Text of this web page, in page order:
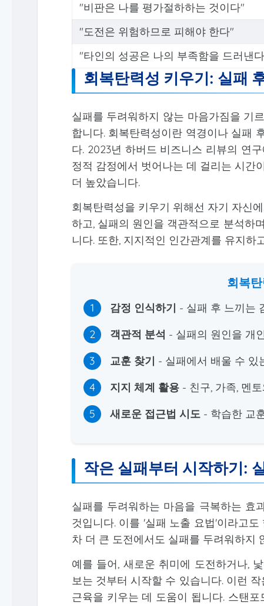
"비판은 나를 평가절하하는 것이다"
"도전은 위험하므로 피해야 한다"
"타인의 성공은 나의 부족함을 드러낸
회복탄력성 키우기: 실패
실패를 두려워하지 않는 마음가짐을 기
합니다. 회복탄력성이란 역경이나 실패
다. 2023년 하버드 비즈니스 리뷰의 연
정적 감정에서 벗어나는 데 걸리는 시간
더 높았습니다.
회복탄력성을 키우기 위해선 자기 자신
하고, 실패의 원인을 객관적으로 분석하
니다. 또한, 지지적인 인간관계를 유지
회복
1 감정 인식하기 - 실패 후 느끼는
2
객관적 분석 - 실패의 원인을 개
3
교훈 찾기 - 실패에서 배울 수 있
4
지지 체계 활용- 친구, 가족, 멘
5
새로운 접근법 시도- 학습한 교
작은 실패부터 시작하기:
실패를 두려워하는 마음을 극복하는 효
것입니다. 이를 '실패 노출 요법'이라고
차 더 큰 도전에서도 실패를 두려워하지
예를 들어, 새로운 취미에 도전하거나,
보는 것부터 시작할 수 있습니다. 이런
근육을 키우는 데 도움이 됩니다. 스탠